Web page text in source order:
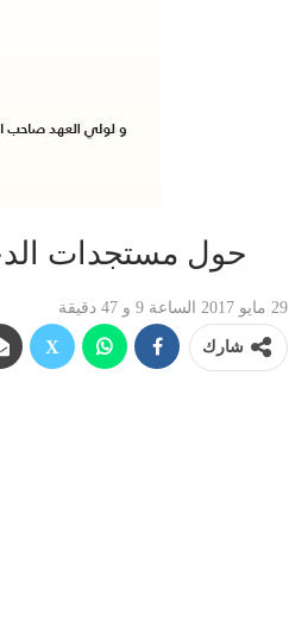
حول مستجدات الدخول المدرسي
29 مايو 2017 الساعة 9 و 47 دقيقة
شارك